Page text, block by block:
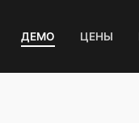
ДЕМО ЦЕНЫ